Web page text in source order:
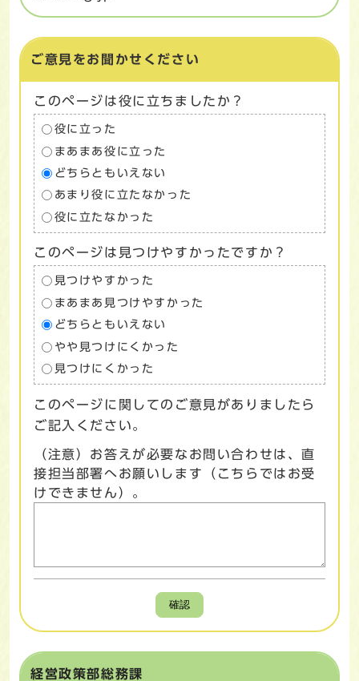
ご意見をお聞かせください
このページは役に立ちましたか？
役に立った
まあまあ役に立った
どちらともいえない
あまり役に立たなかった
役に立たなかった
このページは見つけやすかったですか？
見つけやすかった
まあまあ見つけやすかった
どちらともいえない
やや見つけにくかった
見つけにくかった
このページに関してのご意見がありましたら
ご記入ください。
（注意）お答えが必要なお問い合わせは、直
接担当部署へお願いします（こちらではお受
けできません）。
確認
経営政策部総務課